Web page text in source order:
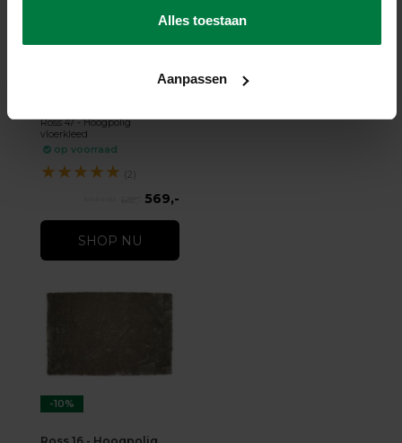
Alles toestaan
Aanpassen
Ross 47 - Hoogpolig
vloerkleed
op voorraad
★★★★★ (2)
569,-
SHOP NU
-10%